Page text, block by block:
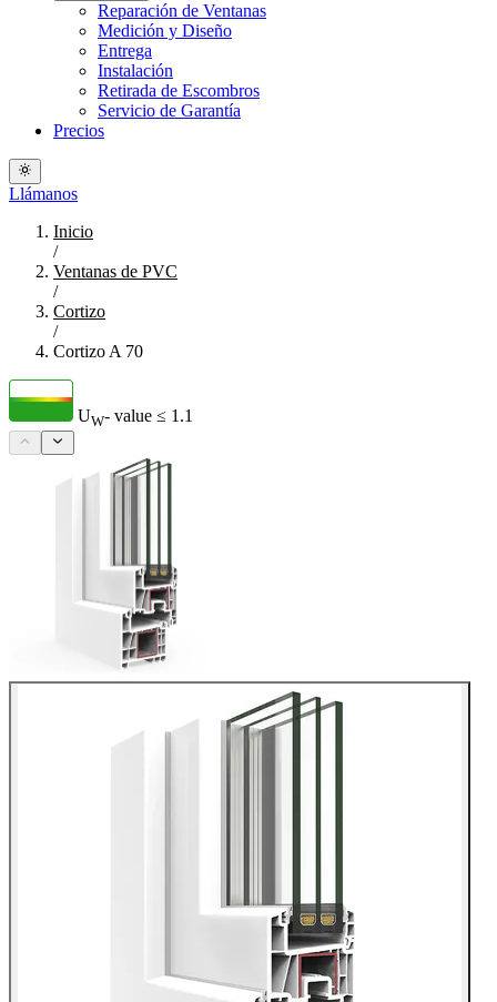
Reparación de Ventanas
Medición y Diseño
Entrega
Instalación
Retirada de Escombros
Servicio de Garantía
Precios
Llámanos
Inicio
/
Ventanas de PVC
/
Cortizo
/
Cortizo A 70
UW- value ≤ 1.1